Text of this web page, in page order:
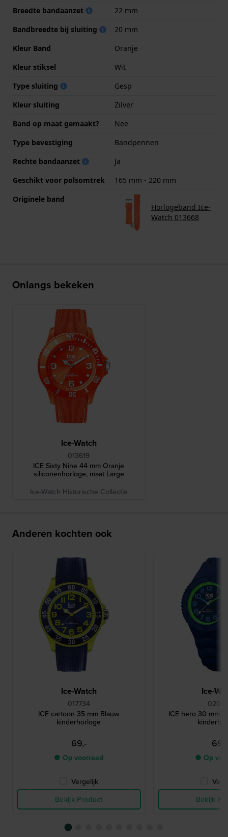
Breedte bandaanzet
22 mm
Bandbreedte bij sluiting
20 mm
Kleur Band
Oranje
Kleur stiksel
Wit
Type sluiting
Gesp
Kleur sluiting
Zilver
Band op maat gemaakt?
Nee
Type bevestiging
Bandpennen
Rechte bandaanzet
Ja
Geschikt voor polsomtrek
165 mm - 220 mm
Originele band
Horlogeband Ice-
Watch 013668
Onlangs bekeken
Ice-Watch
013619
ICE Sixty Nine 44 mm Oranje
siliconenhorloge, maat Large
Ice-Watch Historische Collectie
Anderen kochten ook
Ice-Watch
017734
ICE cartoon 35 mm Blauw
kinderhorloge
69,-
● Op voorraad
Vergelijk
Bekijk Product
Ice-
ICE hero 30 mm
69,-
● Op
Bekijk